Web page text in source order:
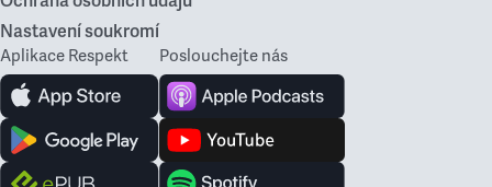
Nastavení soukromí
Aplikace Respekt Poslouchejte nás